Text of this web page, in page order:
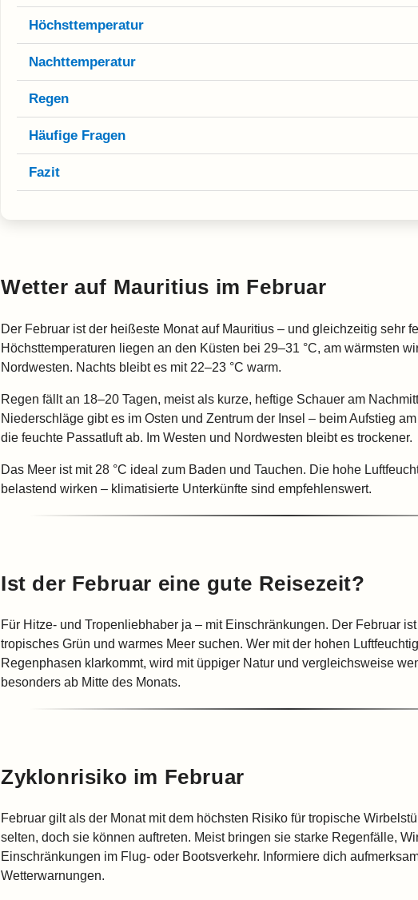
Höchsttemperatur
Nachttemperatur
Regen
Häufige Fragen
Fazit
Wetter auf Mauritius im Februar
Der Februar ist der heißeste Monat auf Mauritius – und gleichzeitig sehr
Höchsttemperaturen liegen an den Küsten bei 29–31 °C, am wärmsten
Nordwesten. Nachts bleibt es mit 22–23 °C warm.
Regen fällt an 18–20 Tagen, meist als kurze, heftige Schauer am
Niederschläge gibt es im Osten und Zentrum der Insel – beim Aufstieg
die feuchte Passatluft ab. Im Westen und Nordwesten bleibt es trockener.
Das Meer ist mit 28 °C ideal zum Baden und Tauchen. Die hohe
belastend wirken – klimatisierte Unterkünfte sind empfehlenswert.
Ist der Februar eine gute Reisezeit?
Für Hitze- und Tropenliebhaber ja – mit Einschränkungen. Der Februar
tropisches Grün und warmes Meer suchen. Wer mit der hohen
Regenphasen klarkommt, wird mit üppiger Natur und vergleichsweise
besonders ab Mitte des Monats.
Zyklonrisiko im Februar
Februar gilt als der Monat mit dem höchsten Risiko für tropische
selten, doch sie können auftreten. Meist bringen sie starke Regenfälle,
Einschränkungen im Flug- oder Bootsverkehr. Informiere dich
Wetterwarnungen.